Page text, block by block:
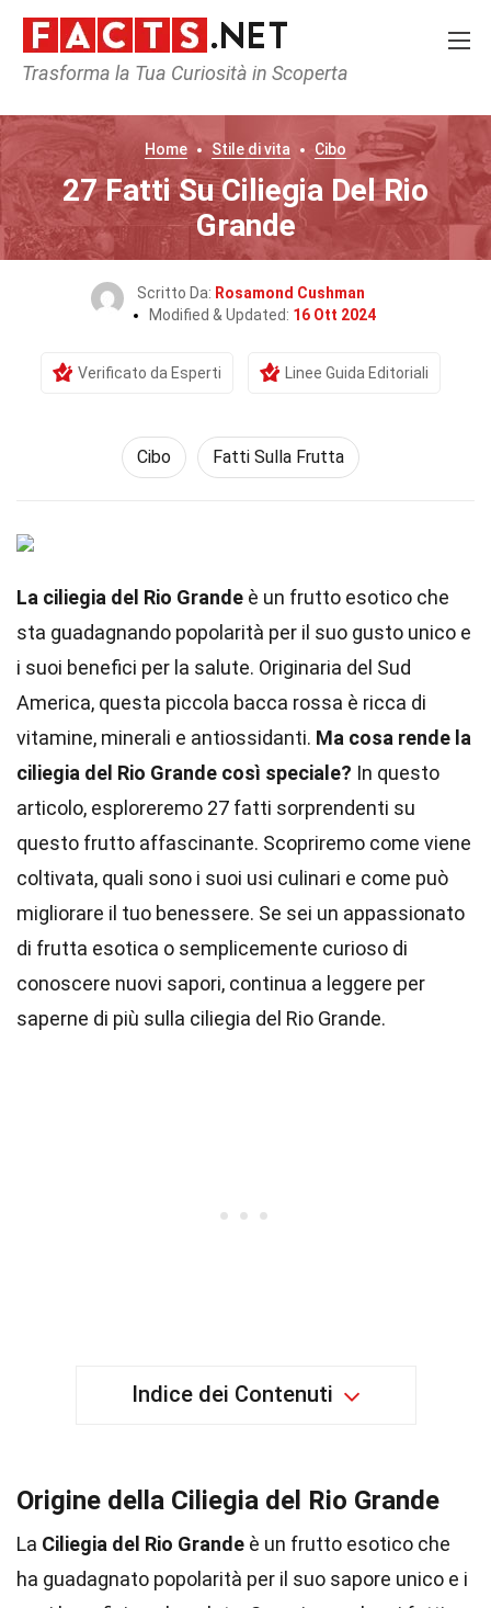
Trasforma la Tua Curiosità in Scoperta
Home Stile di vita Cibo
27 Fatti Su Ciliegia Del Rio
Grande
Scritto Da: Rosamond Cushman
Modified & Updated: 16 Ott 2024
Verificato da Esperti Linee Guida Editoriali
Cibo Fatti Sulla Frutta
La ciliegia del Rio Grande è un frutto esotico che
sta guadagnando popolarità per il suo gusto unico e
i suoi benefici per la salute. Originaria del Sud
America, questa piccola bacca rossa è ricca di
vitamine, minerali e antiossidanti. Ma cosa rende la
ciliegia del Rio Grande così speciale? In questo
articolo, esploreremo 27 fatti sorprendenti su
questo frutto affascinante. Scopriremo come viene
coltivata, quali sono i suoi usi culinari e come può
migliorare il tuo benessere. Se sei un appassionato
di frutta esotica o semplicemente curioso di
conoscere nuovi sapori, continua a leggere per
saperne di più sulla ciliegia del Rio Grande.
Indice dei Contenuti
Origine della Ciliegia del Rio Grande
La Ciliegia del Rio Grande è un frutto esotico che
ha guadagnato popolarità per il suo sapore unico e i